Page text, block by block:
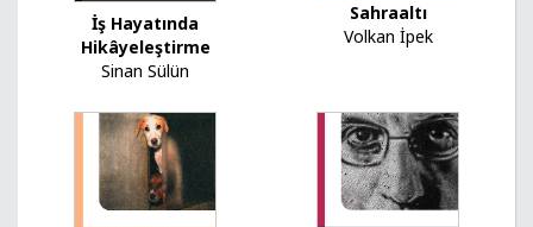
İş Hayatında
Hikâyeleştirme
Sinan Sülün
Sahraaltı
Volkan İpek